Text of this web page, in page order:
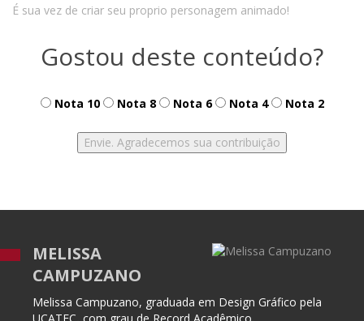
É sua vez de criar seu proprio personagem animado!
Gostou deste conteúdo?
Nota 10 Nota 8 Nota 6 Nota 4 Nota 2
MELISSA
CAMPUZANO
Melissa Campuzano, graduada em Design Gráfico pela